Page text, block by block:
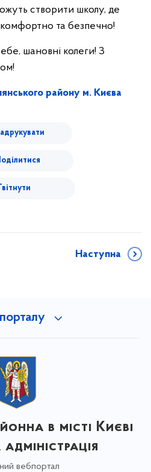
створити школу, де
та безпечно!
шановні колеги! З
району м. Києва
Наступна
в місті Києві
вебпортал